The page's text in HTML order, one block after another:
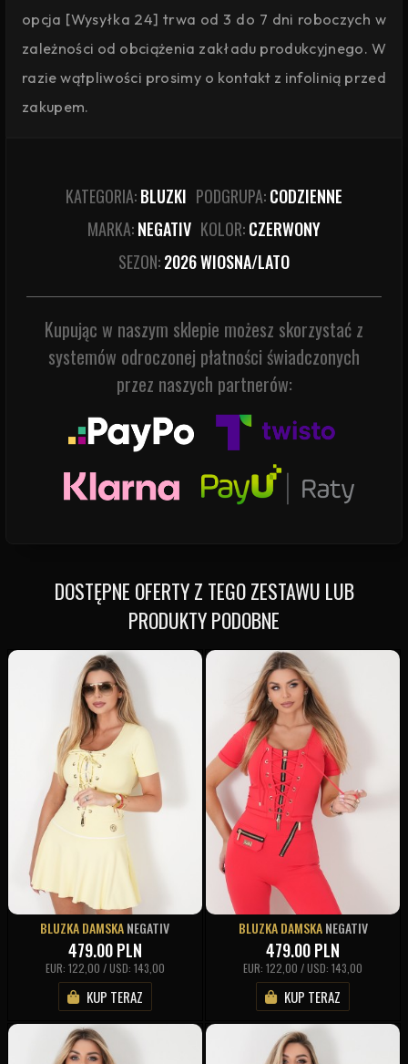
opcja [Wysyłka 24] trwa od 3 do 7 dni roboczych w
zależności od obciążenia zakładu produkcyjnego. W
razie wątpliwości prosimy o kontakt z infolinią przed
zakupem.
KATEGORIA:BLUZKI PODGRUPA:CODZIENNE
MARKA:NEGATIV KOLOR:CZERWONY
SEZON:2026 WIOSNA/LATO
Kupując w naszym sklepie możesz skorzystać z
systemów odroczonej płatności świadczonych
przez naszych partnerów:
DOSTĘPNE OFERTY Z TEGO ZESTAWU LUB
PRODUKTY PODOBNE
BLUZKA DAMSKANEGATIV
479.00PLN
EUR: 122,00 / USD: 143,00
KUP TERAZ
BLUZKA DAMSKANEGATIV
479.00PLN
EUR: 122,00 / USD: 143,00
KUP TERAZ